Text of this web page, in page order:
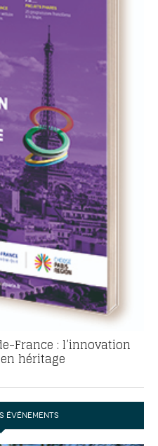
France : l’innovation
héritage
ÉVÉNEMENTS